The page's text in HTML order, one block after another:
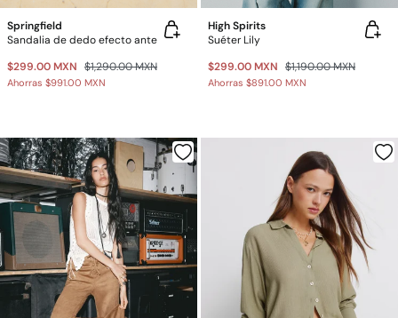
Springfield
Sandalia de dedo efecto ante
$299.00 MXN $1,290.00 MXN
Ahorras $991.00 MXN
High Spirits
Suéter Lily
$299.00 MXN $1,190.00 MXN
Ahorras $891.00 MXN